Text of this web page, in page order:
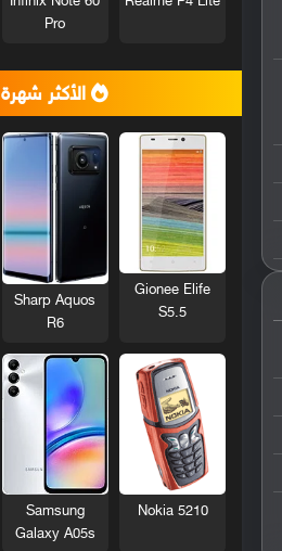
Pro
الأكثر شهرة
Gionee Elife
S5.5
Sharp Aquos
R6
Nokia 5210
Samsung
Galaxy A05s